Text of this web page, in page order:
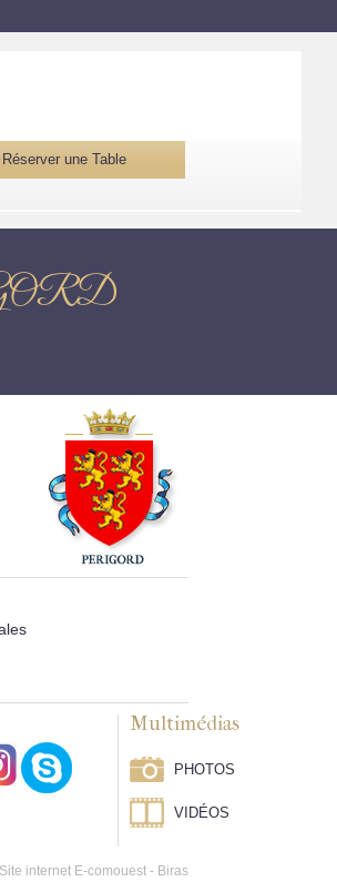
Réserver une Table
Multimédias
PHOTOS
VIDÉOS
internet E-comouest - Biras